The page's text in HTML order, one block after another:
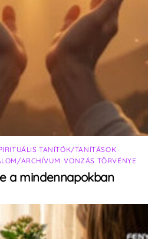
TANÍTÓK/TANÍTÁSOK
ARCHÍVUM ,VONZÁS TÖRVÉNYE
a mindennapokban